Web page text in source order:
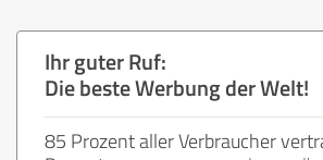
Ihr guter Ruf:
Die beste Werbung der Welt!
85 Prozent aller Verbraucher